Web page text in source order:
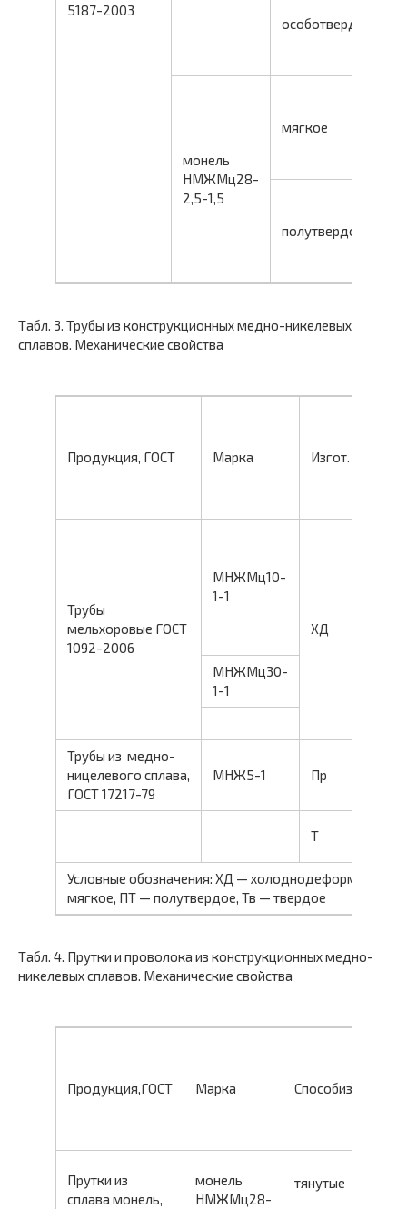
5187-2003
особотвердое
монель
НМЖМц28-
2,5-1,5
мягкое
полутвердое
Табл. 3. Трубы из конструкционных медно-никелевых
сплавов. Механические свойства
Продукция, ГОСТ Марка Изгот.
Трубы
мельхоровые ГОСТ
1092-2006
МНЖМц10-
1-1
ХД
МНЖМц30-
1-1
Трубы из медно-
ницелевого сплава,
ГОСТ 17217-79
МНЖ5-1 Пр
Т
Условные обозначения: ХД —
мягкое, ПТ — полутвердое, Тв — твердое
Табл. 4. Прутки и проволока из конструкционных медно-
никелевых сплавов. Механические свойства
Продукция,ГОСТ Марка
Прутки из
сплава монель,
монель
НМЖМц28-
тянутые